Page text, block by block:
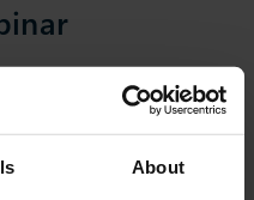
About
de 2026